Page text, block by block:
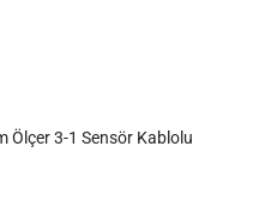
Ölçer 3-1 Sensör Kablolu